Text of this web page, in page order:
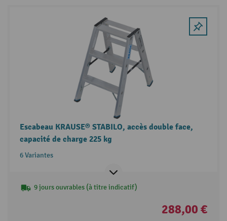
Escabeau KRAUSE® STABILO, accès double face,
capacité de charge 225 kg
6 Variantes
9 jours ouvrables (à titre indicatif)
288,00 €